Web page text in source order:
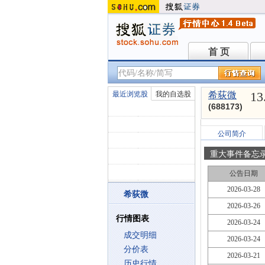
首 页
首 页
最近浏览股 我的自选股
希荻微
行情图表
成交明细
分价表
希荻微
(688173)
公司简介
重大事件备忘
公告日期
2026-03-28
2026-03-26
2026-03-24
2026-03-24
2026-03-21